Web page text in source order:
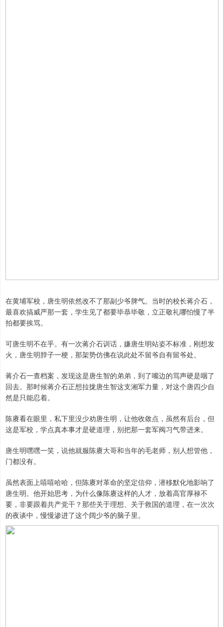
在黄埔军校，唐生明依然改不了那副少爷脾气。当时的校长蒋介石，
最喜欢搞威严那一套，学生见了都要毕恭毕敬，立正敬礼哪怕慢了半
拍都要挨骂。
可唐生明不在乎。有一次蒋介石训话，嫌唐生明站姿不标准，刚想发
火，唐生明脖子一梗，那架势仿佛在说此处不留爷自有留爷处。
蒋介石一查档案，发现这是唐生智的弟弟，到了嘴边的骂声硬是咽了
回去。那时候蒋介石正想拉拢唐生智这支湘军力量，对这个唐四少自
然是只能忍着。
陈赓看在眼里，私下里没少劝唐生明，让他收敛点，虽然有后台，但
这是军校，学点真本事才是硬道理，别把那一套军阀习气带进来。
唐生明嘿嘿一笑，说他就服陈赓大哥和当年的毛老师，别人想管他，
门都没有。
虽然表面上嘻嘻哈哈，但陈赓对革命的坚定信仰，潜移默化地影响了
唐生明。他开始思考，为什么像陈赓这样的人才，放着高官厚禄不
要，非要跟着共产党干？那些关于理想、关于救国的道理，在一次次
的夜谈中，慢慢渗进了这个阔少爷的脑子里。